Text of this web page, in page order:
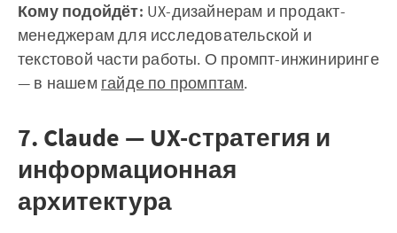
Кому подойдёт: UX-дизайнерам и продакт-
менеджерам для исследовательской и
текстовой части работы. О промпт-инжиниринге
— в нашем гайде по промптам.
7. Claude — UX-стратегия и
информационная
архитектура